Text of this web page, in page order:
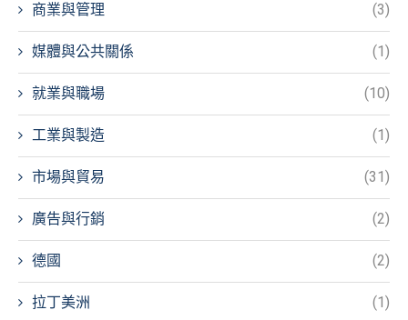
商業與管理 (3)
媒體與公共關係 (1)
就業與職場 (10)
工業與製造 (1)
市場與貿易 (31)
廣告與行銷 (2)
德國 (2)
拉丁美洲 (1)